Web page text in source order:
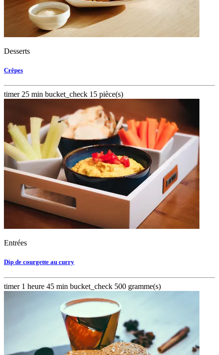
Desserts
Crêpes
timer25 min bucket_check 15 pièce(s)
Entrées
Dip de courgette au curry
timer1 heure 45 min bucket_check 500 gramme(s)